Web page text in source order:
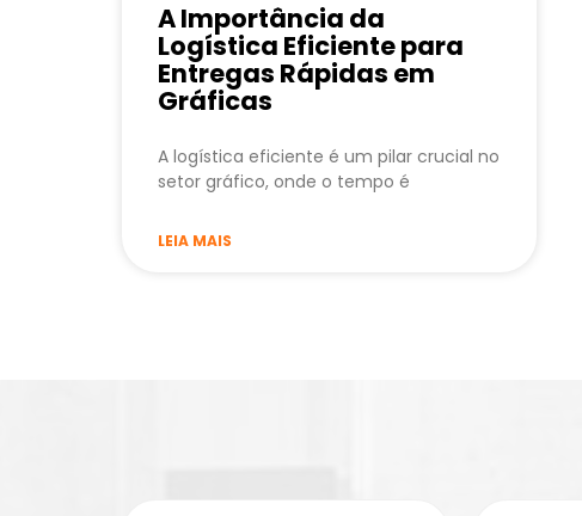
A Importância da
Logística Eficiente para
Entregas Rápidas em
Gráficas
A logística eficiente é um pilar crucial no
setor gráfico, onde o tempo é
LEIA MAIS